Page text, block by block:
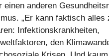
anderen
„Er kann faktisch alles
Infektionskrankheiten,
den